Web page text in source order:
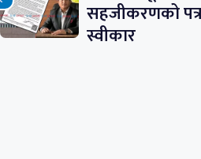
सहजीकरणको
स्वीकार